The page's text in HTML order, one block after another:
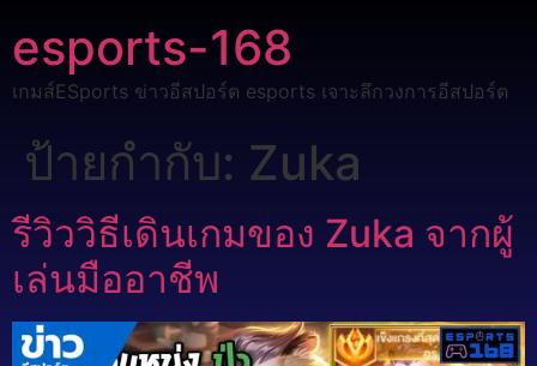
esports-168
เกมส์ESports ข่าวอีสปอร์ต esports เจาะลึกวงการอีสปอร์ต
ป้ายกำกับ: Zuka
รีวิววิธีเดินเกมของ Zuka จากผู้
เล่นมืออาชีพ